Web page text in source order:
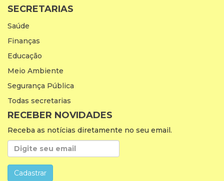
SECRETARIAS
Saúde
Finanças
Educação
Meio Ambiente
Segurança Pública
Todas secretarias
RECEBER NOVIDADES
Receba as notícias diretamente no seu email.